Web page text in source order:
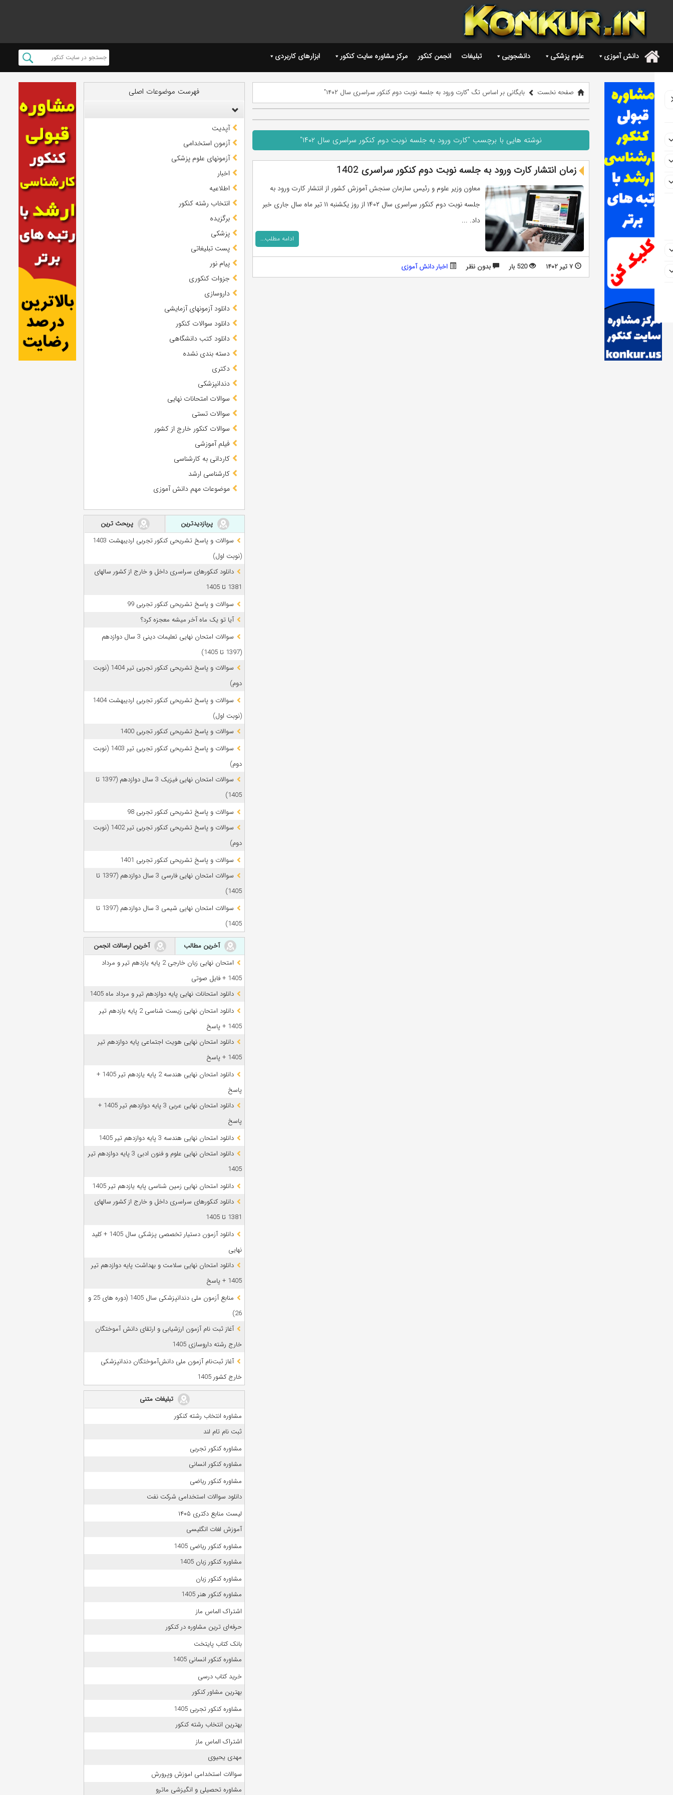
. دانش آموزی علوم پزشکی دانشجویی تبلیغات انجمن کنکور مرکز مشاوره سایت کنکور ابزارهای کاربردی
صفحه نخست بایگانی بر اساس تگ "کارت ورود به جلسه نوبت دوم کنکور سراسری سال ۱۴۰۲"
نوشته هایی با برچسب "کارت ورود به جلسه نوبت دوم کنکور سراسری سال ۱۴۰۲"
زمان انتشار کارت ورود به جلسه نوبت دوم کنکور سراسری 1402
معاون وزیر علوم و رئیس سازمان سنجش آموزش کشور از انتشار کارت ورود به
جلسه نوبت دوم کنکور سراسری سال ۱۴۰۲ از روز یکشنبه ۱۱ تیر ماه سال جاری خبر
داد. ...
ادامه مطلب...
۷ تیر ۱۴۰۲ 520 بار بدون نظر اخبار دانش آموزی
فهرست موضوعات اصلی
آپدیت
آزمون استخدامی
آزمونهای علوم پزشکی
اخبار
اطلاعیه
انتخاب رشته کنکور
برگزیده
پزشکی
پست تبلیغاتی
پیام نور
جزوات کنکوری
داروسازی
دانلود آزمونهای آزمایشی
دانلود سوالات کنکور
دانلود کتب دانشگاهی
دسته بندی نشده
دکتری
دندانپزشکی
سوالات امتحانات نهایی
سوالات تستی
سوالات کنکور خارج از کشور
فیلم آموزشی
کاردانی به کارشناسی
کارشناسی ارشد
موضوعات مهم دانش آموزی
پربازدیدترین
پربحث ترین
سوالات و پاسخ تشریحی کنکور تجربی اردیبهشت 1403
(نوبت اول)
دانلود کنکورهای سراسری داخل و خارج از کشور سالهای
1381 تا 1405
سوالات و پاسخ تشریحی کنکور تجربی 99
آیا تو یک ماه آخر میشه معجزه کرد؟
سوالات امتحان نهایی تعلیمات دینی 3 سال دوازدهم
(1397 تا 1405)
سوالات و پاسخ تشریحی کنکور تجربی تیر 1404 (نوبت
دوم)
سوالات و پاسخ تشریحی کنکور تجربی اردیبهشت 1404
(نوبت اول)
سوالات و پاسخ تشریحی کنکور تجربی 1400
سوالات و پاسخ تشریحی کنکور تجربی تیر 1403 (نوبت
دوم)
سوالات امتحان نهایی فیزیک 3 سال دوازدهم (1397 تا
1405)
سوالات و پاسخ تشریحی کنکور تجربی 98
سوالات و پاسخ تشریحی کنکور تجربی تیر 1402 (نوبت
دوم)
سوالات و پاسخ تشریحی کنکور تجربی 1401
سوالات امتحان نهایی فارسی 3 سال دوازدهم (1397 تا
1405)
سوالات امتحان نهایی شیمی 3 سال دوازدهم (1397 تا
1405)
آخرین مطالب
آخرین ارسالات انجمن
امتحان نهایی زبان خارجی 2 پایه یازدهم تیر و مرداد
1405 + فایل صوتی
دانلود امتحانات نهایی پایه دوازدهم تیر و مرداد ماه 1405
دانلود امتحان نهایی زیست شناسی 2 پایه یازدهم تیر
1405 + پاسخ
دانلود امتحان نهایی هویت اجتماعی پایه دوازدهم تیر
1405 + پاسخ
دانلود امتحان نهایی هندسه 2 پایه یازدهم تیر 1405 +
پاسخ
دانلود امتحان نهایی عربی 3 پایه دوازدهم تیر 1405 +
پاسخ
دانلود امتحان نهایی هندسه 3 پایه دوازدهم تیر 1405
دانلود امتحان نهایی علوم و فنون ادبی 3 پایه دوازدهم تیر
1405
دانلود امتحان نهایی زمین شناسی پایه یازدهم تیر 1405
دانلود کنکورهای سراسری داخل و خارج از کشور سالهای
1381 تا 1405
دانلود آزمون دستیار تخصصی پزشکی سال 1405 + کلید
نهایی
دانلود امتحان نهایی سلامت و بهداشت پایه دوازدهم تیر
1405 + پاسخ
ﻣﻨﺎﺑﻊ آزﻣﻮن ﻣﻠﯽ دندانپزشکی سال 1405 (دوره های 25 و
26)
آغاز ثبت نام آزمون‌ ارزشیابی و ارتقای دانش آموختگان
خارج رشته داروسازی 1405
آغاز ثبت‌نام آزمون ملی دانش‌آموختگان دندانپزشکی
خارج کشور 1405
تبلیغات متنی
مشاوره انتخاب رشته کنکور
ثبت نام تام لند
مشاوره کنکور تجربی
مشاوره کنکور انسانی
مشاوره کنکور ریاضی
دانلود سوالات استخدامی شرکت نفت
لیست منابع دکتری ۱۴۰۵
آموزش لغات انگلیسی
مشاوره کنکور ریاضی 1405
مشاوره کنکور زبان 1405
مشاوره کنکور زبان
مشاوره کنکور هنر 1405
اشتراک الماس ماز
حرفه‌ای ترین مشاوره در کنکور
بانک کتاب پایتخت
مشاوره کنکور انسانی 1405
خرید کتاب درسی
بهترین مشاور کنکور
مشاوره کنکور تجربی 1405
بهترین انتخاب رشته کنکور
اشتراک الماس ماز
مهدی یحیوی
سوالات استخدامی اموزش وپرورش
مشاوره تحصیلی و انگیزشی ماترو